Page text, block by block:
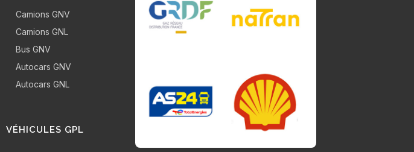
Camions GNV
Camions GNL
Bus GNV
Autocars GNV
Autocars GNL
VÉHICULES GPL